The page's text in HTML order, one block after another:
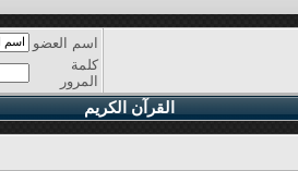
اسم العضو
كلمة
المرور
القرآن الكريم